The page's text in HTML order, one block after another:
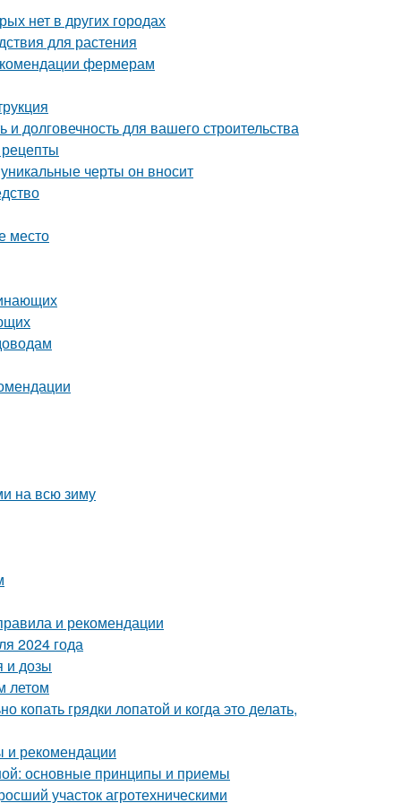
нет в других городах
для растения
фермерам
долговечность для вашего строительства
черты он вносит
место
на всю зиму
и рекомендации
2024 года
и дозы
летом
копать грядки лопатой и когда это делать,
и рекомендации
основные принципы и приемы
участок агротехническими